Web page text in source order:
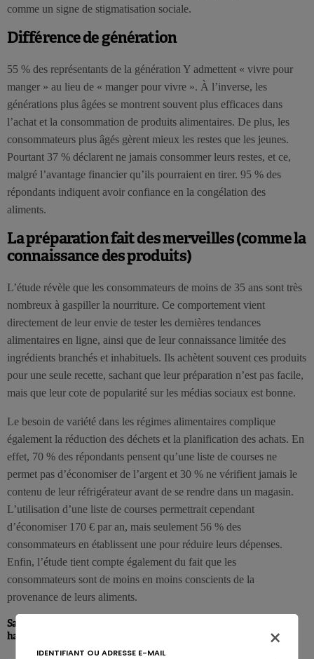
comme un signe de stigmatisation sociale.
Différence de génération
55 % des représentants de la génération Y admettent « vivre pour
manger » au lieu de « manger pour vivre ». À l’inverse, les
générations plus âgées se montrent souvent plus efficaces dans
l’achat et la consommation de produits alimentaires. De plus, les
consommateurs plus âgés gèrent mieux les restes que les jeunes.
Pourtant 37 % déclarent ne jamais consommer leurs restes, et ce,
malgré l’avantage financier qu’ils pourraient en tirer. 95 % des
répondants indiquent avoir confiance en la congélation des
aliments.
La préparation fait des merveilles (comme la
connaissance des produits)
L’étude révèle que les consommateurs de moins de 35 ans sont très
nombreux à gaspiller la nourriture. Ce comportement vient
directement de leur envie de tester les dernières tendances
alimentaires en ligne, ainsi que de leur connaissance limitée des
ingrédients branchés et inhabituels. Ils achètent souvent ces produits
pour une seule recette, sachant que leur préparation n’est pas facile,
mais que leur cote de popularité sur les médias sociaux est bonne.
Le besoin de variété dans les régimes alimentaires complique
également la réduction des déchets et la planification des achats. En
effet, 70 % des répondants pensent qu’une liste de courses ne
permet pas d’économiser de l’argent et 30 % ne vérifient jamais le
contenu de leur réfrigérateur avant de se rendre dans un magasin.
L’utilisation d’une liste de courses permettrait cependant
d’économiser 170 € par an, mais seulement 56 % des
consommateurs en établissent une pour réduire leurs dépenses.
Enfin, l’étude tient compte également du fait que les
consommateurs sont de moins en moins conscients de la
provenance de leurs aliments.
Sainsbury’s, Modern life is rubbish: lifting the lid on food waste
habits in Britain today, Augustus 2016.
×
IDENTIFIANT OU ADRESSE E-MAIL